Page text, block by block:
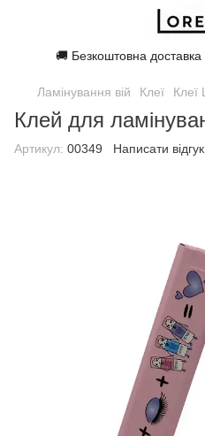
🚚 Безкоштовна
Ламінування вій Клеї Клеї
Клей для
Артикул: 00349 Написати відгук